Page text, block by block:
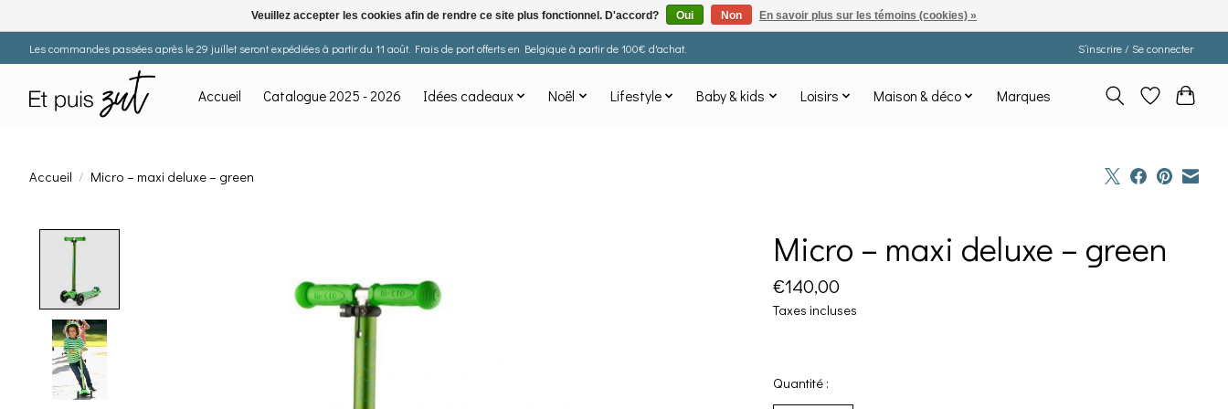
Les commandes passées après le 29 juillet seront expédiées à partir du 11 août. Frais de port offerts en Belgique à partir de 100€ d'achat. S’inscrire / Se connecter
Accueil Catalogue 2025 - 2026 Idées cadeaux Noël Lifestyle Baby & kids Loisirs Maison & déco Marques
Accueil / Micro – maxi deluxe – green
Micro – maxi deluxe – green
€140,00
Taxes incluses
Quantité :
Veuillez accepter les cookies afin de rendre ce site plus fonctionnel. D'accord? Oui Non En savoir plus sur les témoins (cookies) »